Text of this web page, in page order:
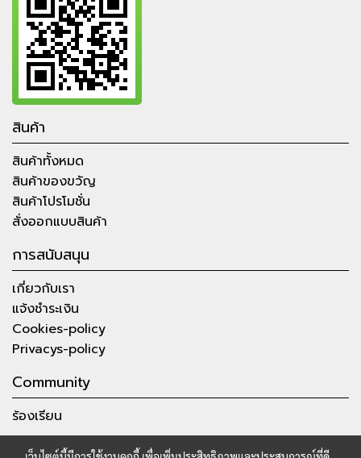
สินค้า
สินค้าทั้งหมด
สินค้าของขวัญ
สินค้าโปรโมชั่น
สั่งออกแบบสินค้า
การสนับสนุน
เกี่ยวกับเรา
แจ้งชำระเงิน
Cookies-policy
Privacys-policy
Community
ร้องเรียน